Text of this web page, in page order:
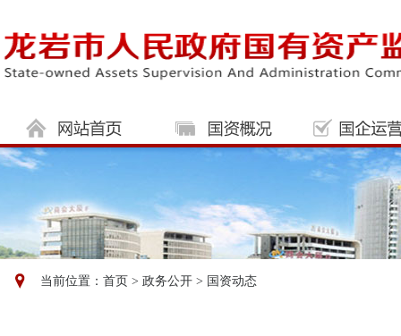
当前位置： 首页 > 政务公开 > 国资动态